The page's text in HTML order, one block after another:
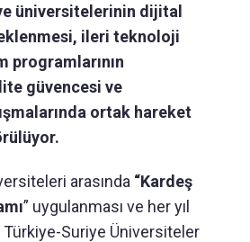
üniversitelerinin dijital
ileri teknoloji
programlarının
güvencesi ve
ortak hareket
arasında “Kardeş
” uygulanması ve her yıl
Suriye Üniversiteler